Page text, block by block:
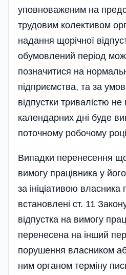
уповноваженим на
трудовим колективом
надання щорічної
обумовлений період
позначитися на
підприємства, та за
відпустки тривалістю
календарних дні буде
поточному робочому
Випадки перенесення
вимогу працівника у
за ініціативою власника
встановлені ст. 11
відпустка на вимогу
перенесена на інший
порушення власником
ним органом терміну